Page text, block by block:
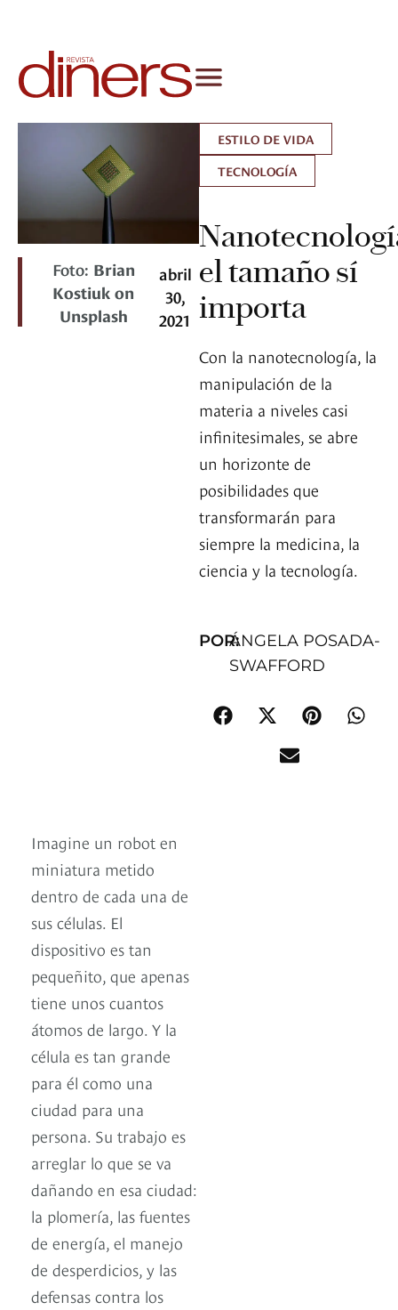
Foto: Brian
Kostiuk on
Unsplash
abril
30,
2021
ESTILO DE VIDA
TECNOLOGÍA
el tamaño sí
importa
Con la nanotecnología, la
manipulación de la
materia a niveles casi
infinitesimales, se abre
un horizonte de
posibilidades que
transformarán para
siempre la medicina, la
ciencia y la tecnología.
POR:ÁNGELA POSADA-
SWAFFORD
Imagine un robot en
miniatura metido
dentro de cada una de
sus células. El
dispositivo es tan
pequeñito, que apenas
tiene unos cuantos
átomos de largo. Y la
célula es tan grande
para él como una
ciudad para una
persona. Su trabajo es
arreglar lo que se va
dañando en esa ciudad:
la plomería, las fuentes
de energía, el manejo
de desperdicios, y las
defensas contra los